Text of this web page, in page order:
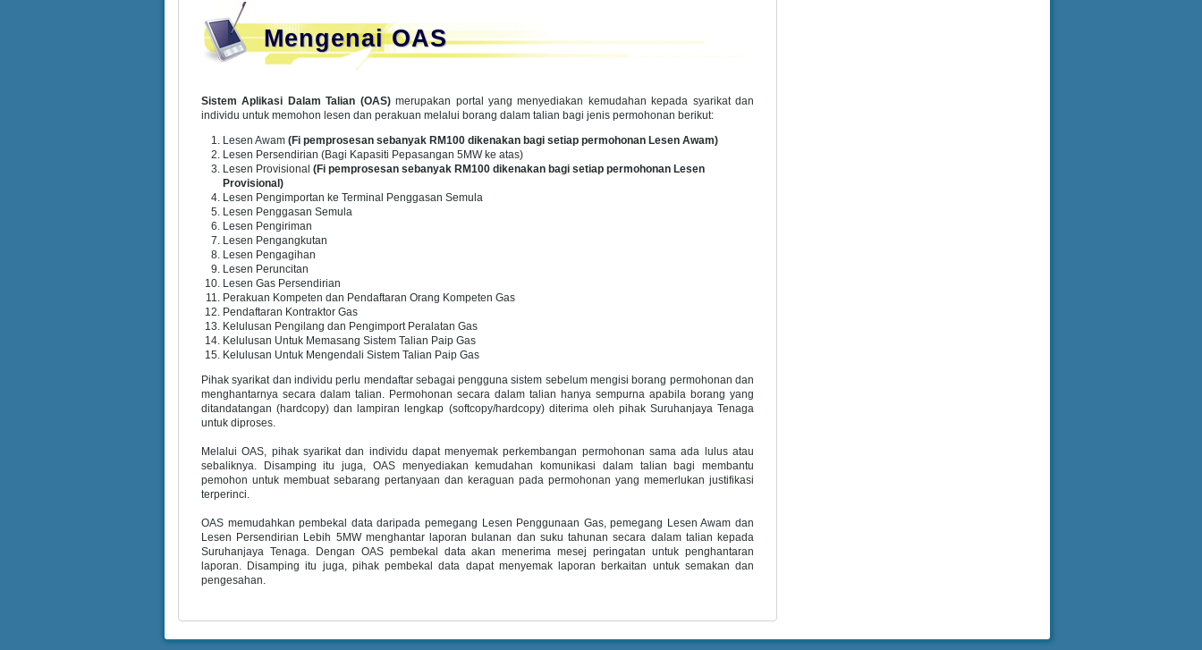
Mengenai OAS
Sistem Aplikasi Dalam Talian (OAS)merupakan portal yang menyediakan kemudahan kepada syarikat dan
individu untuk memohon lesen dan perakuan melalui borang dalam talian bagi jenis permohonan berikut:
Lesen Awam (Fi pemprosesan sebanyak RM100 dikenakan bagi setiap permohonan Lesen Awam)
Lesen Persendirian (Bagi Kapasiti Pepasangan 5MW ke atas)
Lesen Provisional (Fi pemprosesan sebanyak RM100 dikenakan bagi setiap permohonan Lesen
Provisional)
Lesen Pengimportan ke Terminal Penggasan Semula
Lesen Penggasan Semula
Lesen Pengiriman
Lesen Pengangkutan
Lesen Pengagihan
Lesen Peruncitan
Lesen Gas Persendirian
Perakuan Kompeten dan Pendaftaran Orang Kompeten Gas
Pendaftaran Kontraktor Gas
Kelulusan Pengilang dan Pengimport Peralatan Gas
Kelulusan Untuk Memasang Sistem Talian Paip Gas
Kelulusan Untuk Mengendali Sistem Talian Paip Gas
Pihak syarikat dan individu perlu mendaftar sebagai pengguna sistem sebelum mengisi borang permohonan dan
menghantarnya secara dalam talian. Permohonan secara dalam talian hanya sempurna apabila borang yang
ditandatangan (hardcopy) dan lampiran lengkap (softcopy/hardcopy) diterima oleh pihak Suruhanjaya Tenaga
untuk diproses.
Melalui OAS, pihak syarikat dan individu dapat menyemak perkembangan permohonan sama ada lulus atau
sebaliknya. Disamping itu juga, OAS menyediakan kemudahan komunikasi dalam talian bagi membantu
pemohon untuk membuat sebarang pertanyaan dan keraguan pada permohonan yang memerlukan justifikasi
terperinci.
OAS memudahkan pembekal data daripada pemegang Lesen Penggunaan Gas, pemegang Lesen Awam dan
Lesen Persendirian Lebih 5MW menghantar laporan bulanan dan suku tahunan secara dalam talian kepada
Suruhanjaya Tenaga. Dengan OAS pembekal data akan menerima mesej peringatan untuk penghantaran
laporan. Disamping itu juga, pihak pembekal data dapat menyemak laporan berkaitan untuk semakan dan
pengesahan.